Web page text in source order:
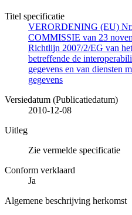
Titel specificatie
VERORDENING (EU)
COMMISSIE van 23
Richtlijn 2007/2/EG van
betreffende de
gegevens en van diensten
gegevens
Versiedatum (Publicatiedatum)
2010-12-08
Uitleg
Zie vermelde specificatie
Conform verklaard
Ja
Algemene beschrijving herkomst